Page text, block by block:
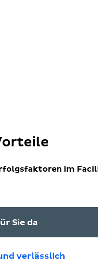
im
Sie da
verlässlich